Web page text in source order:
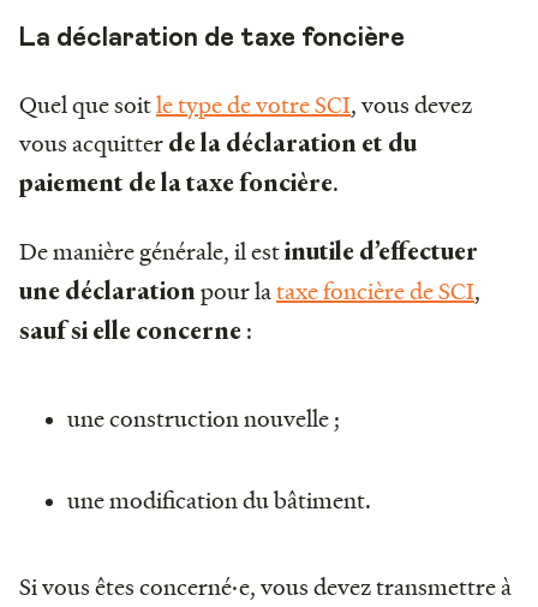
La déclaration de taxe foncière
Quel que soitle type de votre SCI, vous devez
vous acquitter de la déclaration et du
paiement de la taxe foncière.
De manière générale, il estinutile d’effectuer
une déclaration pour lataxe foncière de SCI,
sauf si elle concerne :
une construction nouvelle ;
une modification du bâtiment.
Si vous êtes concerné·e, vous devez transmettre à